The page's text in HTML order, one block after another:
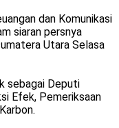
dan Komunikasi
siaran persnya
Utara Selasa
sebagai Deputi
Efek, Pemeriksaan